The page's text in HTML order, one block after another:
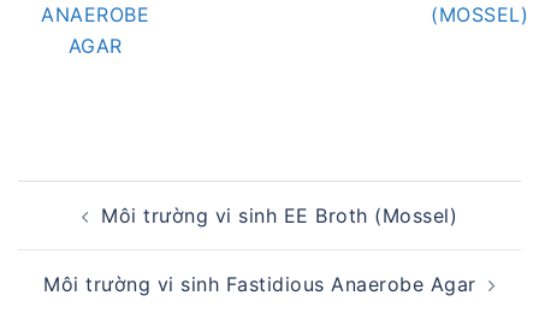
ANAEROBE
AGAR
(MOSSEL)
navigationMôi trường vi sinh EE Broth (Mossel)
Môi trường vi sinh Fastidious Anaerobe Agar